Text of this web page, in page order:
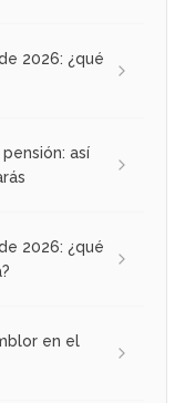
2026: ¿qué
así
2026: ¿qué
en el